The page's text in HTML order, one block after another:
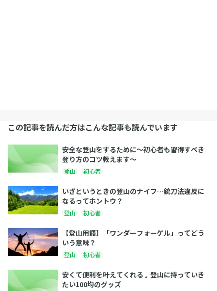
この記事を読んだ方はこんな記事も読んでいます
安全な登山をするために～初心者も習得すべき
登り方のコツ教えます～
登山 初心者
いざというときの登山のナイフ…銃刀法違反に
なるってホントウ？
登山 初心者
【登山用語】「ワンダーフォーゲル」ってどう
いう意味？
登山 初心者
安くて便利を叶えてくれる♩登山に持っていき
たい100均のグッズ